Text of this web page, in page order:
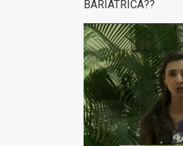
BARIÁTRICA??